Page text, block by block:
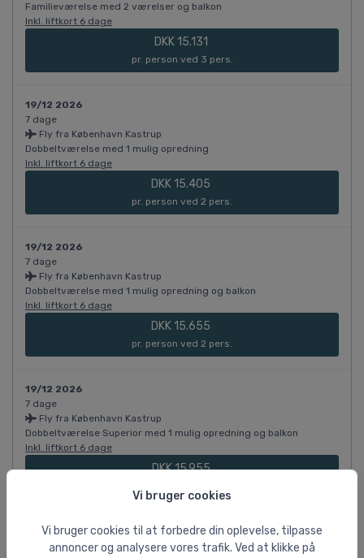
Vi bruger cookies
Vi bruger cookies til at forbedre din oplevelse, tilpasse
annoncer og analysere vores trafik. Ved at klikke på
Familieværelse med 2 værelser og balkon
Inkl. liftkort 6 dage
DKK 15.131
pr. person ved 3 pers.
19/12 2026
7 dage
Fly fra København Kastrup
Dobbeltværelse med 1 mulig opredning
Inkl. liftkort 6 dage
DKK 15.405
pr. person ved 2 pers.
19/12 2026
7 dage
Fly fra København Kastrup
Dobbeltværelse med 1 mulig opredning og balkon
Inkl. liftkort 6 dage
DKK 15.655
pr. person ved 2 pers.
19/12 2026
7 dage
Fly fra København Kastrup
Dobbeltværelse Superior med 1 mulig opredning og balkon
Inkl. liftkort 6 dage
DKK 15.955
19/12 2026
7 dage